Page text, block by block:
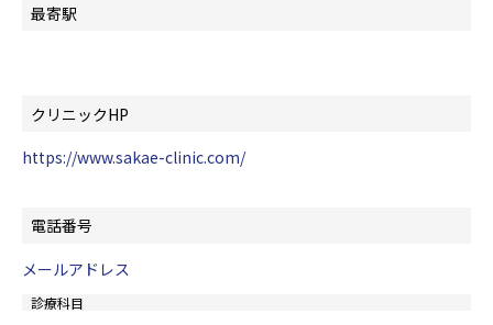
最寄駅
クリニックHP
https://www.sakae-clinic.com/
電話番号
メールアドレス
診療科目